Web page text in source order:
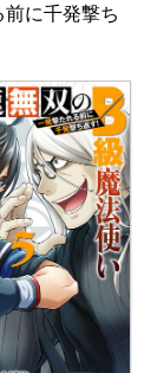
に千発撃ち